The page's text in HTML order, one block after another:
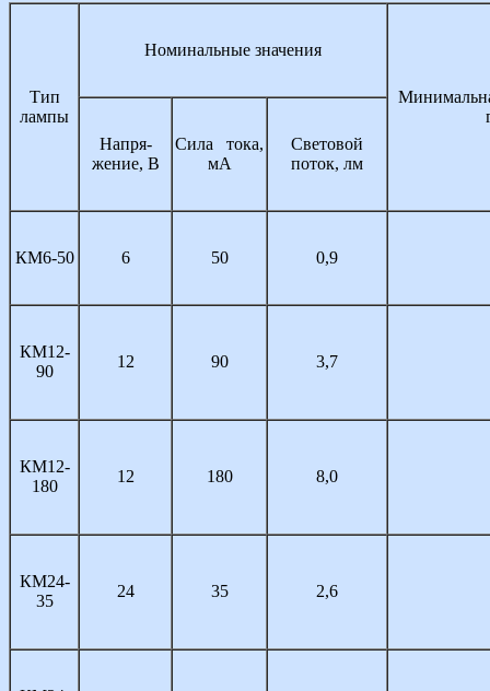
Тип
лампы
Номинальные значения
Напря­
жение, В
Сила тока,
мА
Световой
поток, лм
КМ6-50 6 50 0,9
КМ12-
90
12 90 3,7
КМ12-
180
12 180 8,0
КМ24-
35
24 35 2,6